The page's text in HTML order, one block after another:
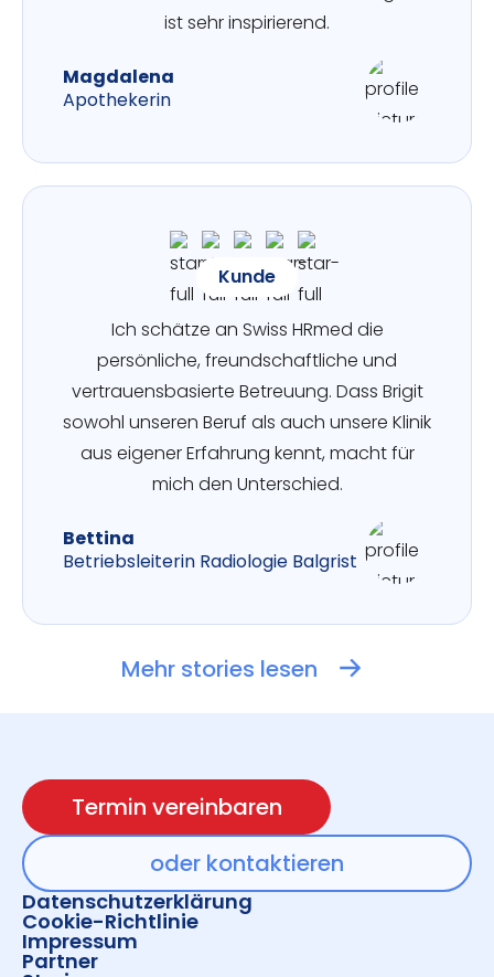
ist sehr inspirierend.
Magdalena
Apothekerin
Kunde
Ich schätze an Swiss HRmed die
persönliche, freundschaftliche und
vertrauensbasierte Betreuung. Dass Brigit
sowohl unseren Beruf als auch unsere Klinik
aus eigener Erfahrung kennt, macht für
mich den Unterschied.
Bettina
Betriebsleiterin Radiologie Balgrist
Mehr stories lesen
Partner
Datenschutzerklärung
Cookie-Richtlinie
Impressum
Termin vereinbaren
oder kontaktieren